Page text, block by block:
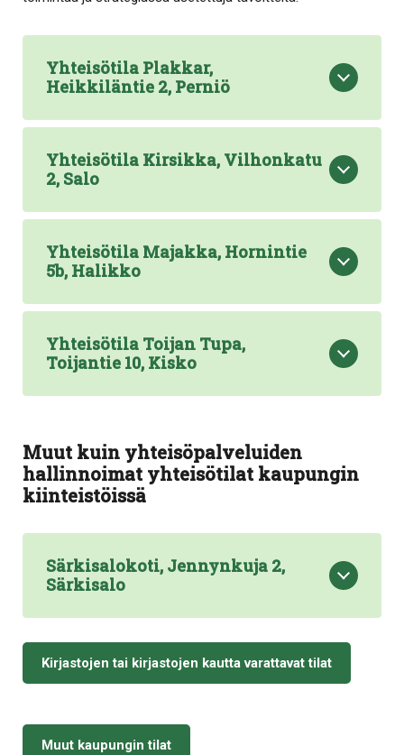
Yhteisötila Plakkar,
Heikkiläntie 2, Perniö
Yhteisötila Kirsikka, Vilhonkatu
2, Salo
Yhteisötila Majakka, Hornintie
5b, Halikko
Yhteisötila Toijan Tupa,
Toijantie 10, Kisko
Muut kuin yhteisöpalveluiden
hallinnoimat yhteisötilat kaupungin
kiinteistöissä
Särkisalokoti, Jennynkuja 2,
Särkisalo
Kirjastojen tai kirjastojen kautta varattavat tilat
Muut kaupungin tilat